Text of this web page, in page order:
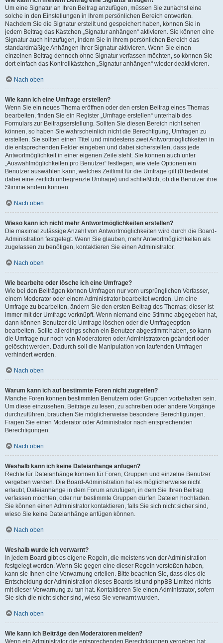
Um eine Signatur an Ihren Beitrag anzufügen, müssen Sie zunächst eine
solche in den Einstellungen in Ihrem persönlichen Bereich entwerfen.
Nachdem Sie die Signatur erstellt und gespeichert haben, können Sie in
jedem Beitrag das Kästchen „Signatur anhängen“ aktivieren. Sie können eine
Signatur auch hinzufügen, indem Sie in Ihrem persönlichen Bereich das
standardmäßige Anhängen Ihrer Signatur aktivieren. Wenn Sie einen
einzelnen Beitrag dennoch ohne Signatur verfassen möchten, so können Sie
dort einfach das Kontrollkästchen „Signatur anhängen“ wieder deaktivieren.
Nach oben
Wie kann ich eine Umfrage erstellen?
Wenn Sie ein neues Thema eröffnen oder den ersten Beitrag eines Themas
bearbeiten, finden Sie ein Register „Umfrage erstellen“ unterhalb des
Formulars zur Beitragserstellung. Sollten Sie diesen Bereich nicht sehen
können, so haben Sie wahrscheinlich nicht die Berechtigung, Umfragen zu
erstellen. Sie sollten einen Titel und mindestens zwei Antwortmöglichkeiten in
die entsprechenden Felder eingeben und dabei sicherstellen, dass jede
Antwortmöglichkeit in einer eigenen Zeile steht. Sie können auch unter
„Auswahlmöglichkeiten pro Benutzer“ festlegen, wie viele Optionen ein
Benutzer auswählen kann, welches Zeitlimit für die Umfrage gilt (0 bedeutet
dabei eine zeitlich unbegrenzte Umfrage) und schließlich, ob die Benutzer ihre
Stimme ändern können.
Nach oben
Wieso kann ich nicht mehr Antwortmöglichkeiten erstellen?
Die maximal zulässige Anzahl von Antwortmöglichkeiten wird durch die Board-
Administration festgelegt. Wenn Sie glauben, mehr Antwortmöglichkeiten als
zugelassen zu benötigen, kontaktieren Sie einen Administrator.
Nach oben
Wie bearbeite oder lösche ich eine Umfrage?
Wie bei den Beiträgen können Umfragen nur vom ursprünglichen Verfasser,
einem Moderator oder einem Administrator bearbeitet werden. Um eine
Umfrage zu bearbeiten, ändern Sie den ersten Beitrag des Themas; dieser ist
immer mit der Umfrage verknüpft. Wenn niemand eine Stimme abgegeben hat,
dann können Benutzer die Umfrage löschen oder die Umfrageoption
bearbeiten. Sollte allerdings schon ein Benutzer abgestimmt haben, so kann
die Umfrage nur noch von Moderatoren oder Administratoren geändert oder
gelöscht werden. Dadurch soll die Manipulation von laufenden Umfragen
verhindert werden.
Nach oben
Warum kann ich auf bestimmte Foren nicht zugreifen?
Manche Foren können bestimmten Benutzern oder Gruppen vorbehalten sein.
Um diese einzusehen, Beiträge zu lesen, zu schreiben oder andere Vorgänge
durchzuführen, brauchen Sie möglicherweise besondere Berechtigungen.
Fragen Sie einen Moderator oder Administrator nach entsprechenden
Berechtigungen.
Nach oben
Weshalb kann ich keine Dateianhänge anfügen?
Rechte für Dateianhänge können für Foren, Gruppen und einzelne Benutzer
vergeben werden. Die Board-Administration hat es möglicherweise nicht
erlaubt, Dateianhänge in dem Forum anzufügen, in dem Sie Ihren Beitrag
verfassen möchten, oder nur bestimmte Gruppen dürfen Dateien hochladen.
Sie können einen Administrator kontaktieren, falls Sie sich nicht sicher sind,
wieso Sie keine Dateianhänge anfügen können.
Nach oben
Weshalb wurde ich verwarnt?
In jedem Board gibt es eigene Regeln, die meistens von der Administration
festgelegt werden. Wenn Sie gegen eine dieser Regeln verstoßen haben,
kann sie Ihnen eine Verwarnung erteilen. Bitte beachten Sie, dass dies die
Entscheidung der Administration dieses Boards ist und phpBB Limited nichts
mit dieser Verwarnung zu tun hat. Kontaktieren Sie einen Administrator, sofern
Sie sich die nicht sicher sind, wieso Sie verwarnt wurden.
Nach oben
Wie kann ich Beiträge den Moderatoren melden?
Wenn ein Administrator die entsprechenden Berechtigungen vergeben hat,